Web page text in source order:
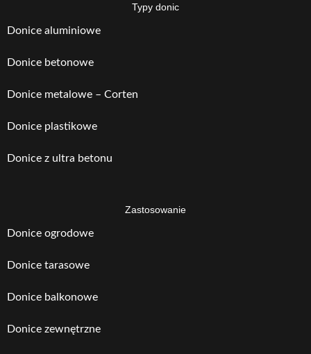
Typy donic
Donice aluminiowe
Donice betonowe
Donice metalowe – Corten
Donice plastikowe
Donice z ultra betonu
Zastosowanie
Donice ogrodowe
Donice tarasowe
Donice balkonowe
Donice zewnętrzne